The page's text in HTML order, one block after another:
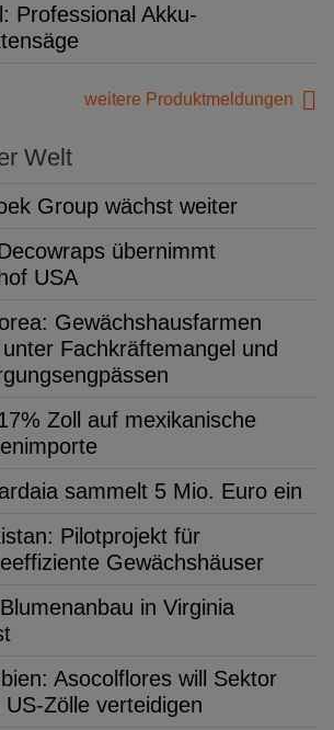
Professional Akku-
weitere Produktmeldungen
Welt
Group wächst weiter
übernimmt
USA
Gewächshausfarmen
unter Fachkräftemangel und
Zoll auf mexikanische
sammelt 5 Mio. Euro ein
Pilotprojekt für
Gewächshäuser
in Virginia
Asocolflores will Sektor
US-Zölle verteidigen